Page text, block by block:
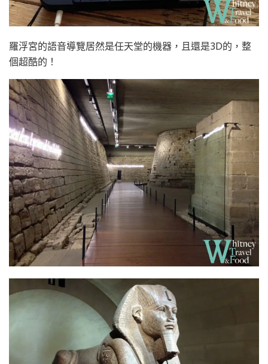
羅浮宮的語音導覽居然是任天堂的機器，且還是3D的，整
個超酷的！